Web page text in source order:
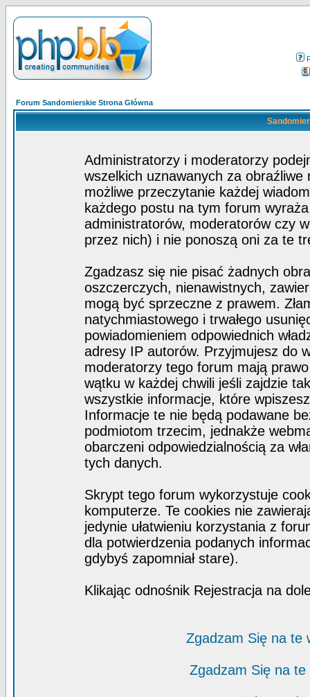
Forum Sandomierskie Strona Główna
Administratorzy i moderatorzy
wszelkich uznawanych za obraźliwe
możliwe przeczytanie każdej
każdego postu na tym forum
administratorów, moderatorów czy
przez nich) i nie ponoszą oni za te
Zgadzasz się nie pisać żadnych
oszczerczych, nienawistnych,
mogą być sprzeczne z prawem.
natychmiastowego i trwałego
powiadomieniem odpowiednich
adresy IP autorów. Przyjmujesz do
moderatorzy tego forum mają
wątku w każdej chwili jeśli zajdzie
wszystkie informacje, które
Informacje te nie będą podawane
podmiotom trzecim, jednakże
obarczeni odpowiedzialnością za
tych danych.
Skrypt tego forum wykorzystuje
komputerze. Te cookies nie
jedynie ułatwieniu korzystania z
dla potwierdzenia podanych
gdybyś zapomniał stare).
Klikając odnośnik Rejestracja na
Zgadzam Się na te
Zgadzam Się na